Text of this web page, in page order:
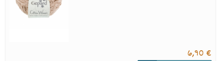
6,90 €